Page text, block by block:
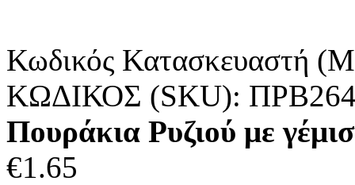
Κωδικός Κατασκευαστή
ΚΩΔΙΚΟΣ (SKU):
Πουράκια Ρυζιού με
€1.65